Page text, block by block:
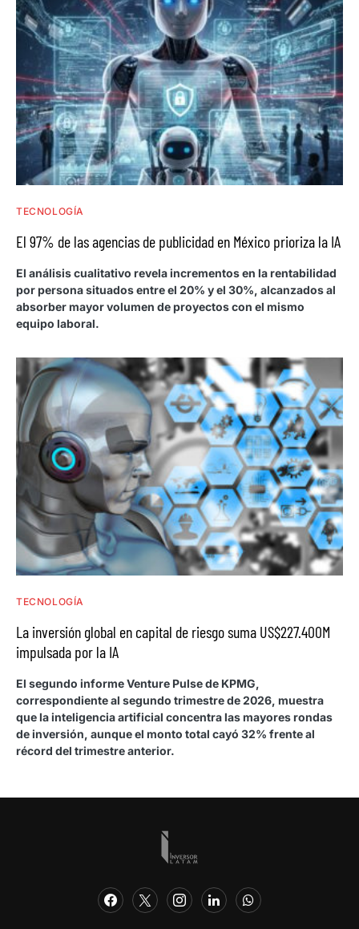
TECNOLOGÍA
El 97% de las agencias de publicidad en México prioriza la IA
El análisis cualitativo revela incrementos en la rentabilidad
por persona situados entre el 20% y el 30%, alcanzados al
absorber mayor volumen de proyectos con el mismo
equipo laboral.
TECNOLOGÍA
La inversión global en capital de riesgo suma US$227.400M
impulsada por la IA
El segundo informe Venture Pulse de KPMG,
correspondiente al segundo trimestre de 2026, muestra
que la inteligencia artificial concentra las mayores rondas
de inversión, aunque el monto total cayó 32% frente al
récord del trimestre anterior.